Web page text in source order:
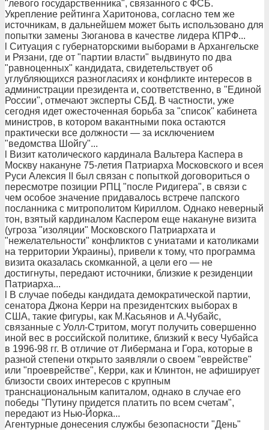
"левого государственника", связанного с ФСБ.
Укрепление рейтинга Харитонова, согласно тем же
источникам, в дальнейшем может быть использовано для
попытки замены Зюганова в качестве лидера КПРФ...
l Ситуация с губернаторскими выборами в Архангельске
и Рязани, где от "партии власти" выдвинуто по два
"равноценных" кандидата, свидетельствует об
углубляющихся разногласиях и конфликте интересов в
администрации президента и, соответственно, в "Единой
России", отмечают эксперты СБД. В частности, уже
сегодня идет ожесточенная борьба за "список" кабинета
министров, в котором вакантными пока остаются
практически все должности — за исключением
"ведомства Шойгу"...
l Визит католического кардинала Вальтера Каспера в
Москву накануне 75-летия Патриарха Московского и всея
Руси Алексия II был связан с попыткой договориться о
пересмотре позиции РПЦ "после Ридигера", в связи с
чем особое значение придавалось встрече папского
посланника с митрополитом Кириллом. Однако неверный
тон, взятый кардиналом Каспером еще накануне визита
(угроза "изоляции" Московского Патриархата и
"нежелательности" конфликтов с униатами и католиками
на территории Украины), привели к тому, что программа
визита оказалась скомканной, а цели его — не
достигнуты, передают источники, близкие к резиденции
Патриарха...
l В случае победы кандидата демократической партии,
сенатора Джона Керри на президентских выборах в
США, такие фигуры, как М.Касьянов и А.Чубайс,
связанные с Уолл-Стритом, могут получить совершенно
иной вес в российской политике, близкий к весу Чубайса
в 1996-98 гг. В отличие от Либермана и Гора, которые в
разной степени открыто заявляли о своем "еврействе"
или "проеврействе", Керри, как и Клинтон, не афиширует
близости своих интересов с крупным
транснациональным капиталом, однако в случае его
победы "Путину придется платить по всем счетам",
передают из Нью-Йорка...
Агентурные донесения службы безопасности "День"